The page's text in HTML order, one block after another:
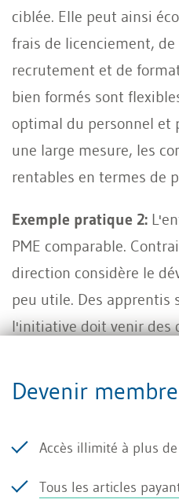
ciblée. Elle peut ainsi
frais de licenciement,
recrutement et de
bien formés sont
optimal du personnel et
une large mesure, les
rentables en termes de
Exemple pratique 2:
PME comparable.
direction considère le
peu utile. Des apprentis
l'initiative doit venir des
collaborateurs, il arrive
quelconque plan de
souvent l'expérience de
Devenir
Accès illimité à plus de
Tous les articles